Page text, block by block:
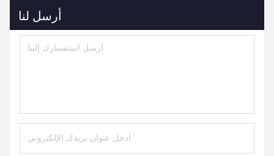
أرسل لنا